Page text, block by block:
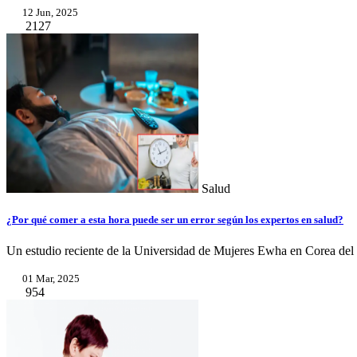
12 Jun, 2025
2127
Salud
¿Por qué comer a esta hora puede ser un error según los expertos en salud?
Un estudio reciente de la Universidad de Mujeres Ewha en Corea del
01 Mar, 2025
954